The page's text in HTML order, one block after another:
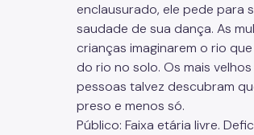
enclausurado, ele pede para
saudade de sua dança. As
crianças imaginarem o rio
do rio no solo. Os mais
pessoas talvez descubram
preso e menos só.
Público: Faixa etária livre.